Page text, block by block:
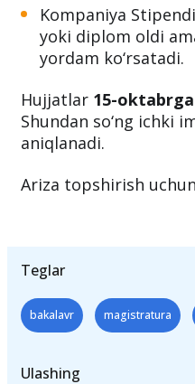
Kompaniya
yoki diplom oldi
yordam ko‘rsatadi.
Hujjatlar 15-
Shundan so‘ng ichki
aniqlanadi.
Ariza topshirish uchun
Teglar
bakalavr magistratura
Ulashing